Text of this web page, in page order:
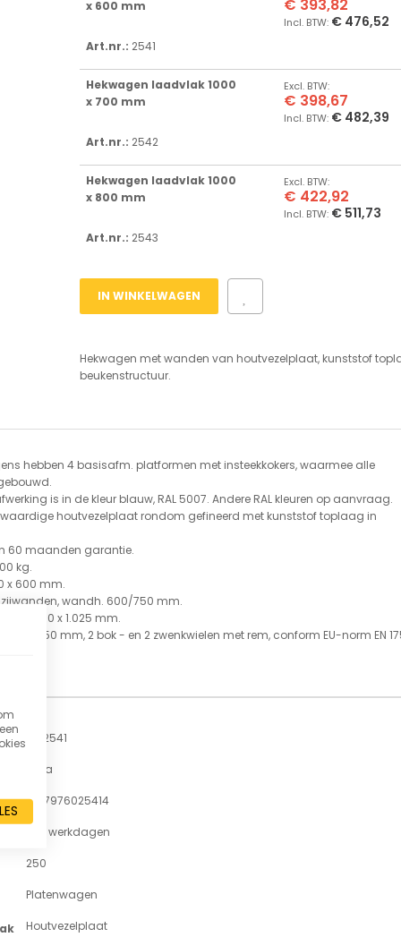
€ 476,52
€ 393,82
x 600 mm
Art.nr.: 2541
€ 482,39
€ 398,67
Hekwagen laadvlak 1000
x 700 mm
Art.nr.: 2542
€ 511,73
€ 422,92
Hekwagen laadvlak 1000
x 800 mm
Art.nr.: 2543
IN WINKELWAGEN
Hekwagen met wanden van houtvezelplaat, kunststof
beukenstructuur.
hebben 4 basisafm. platformen met insteekkokers, waarmee alle
is in de kleur blauw, RAL 5007. Andere RAL kleuren op aanvraag.
houtvezelplaat rondom gefineerd met kunststof toplaag in
60 maanden garantie.
kg.
x 600 mm.
wandh. 600/750 mm.
x 600 x 1.025 mm.
200 x 50 mm, 2 bok - en 2 zwenkwielen met rem, conform EU-norm EN
FE-2541
Fetra
4017976025414
7-11 werkdagen
250
Platenwagen
Houtvezelplaat